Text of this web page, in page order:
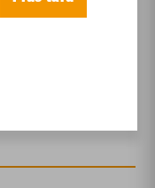
publique